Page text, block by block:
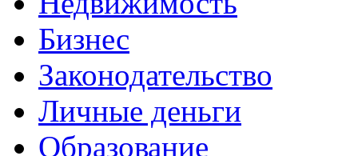
Бизнес
Законодательство
Личные деньги
Образование